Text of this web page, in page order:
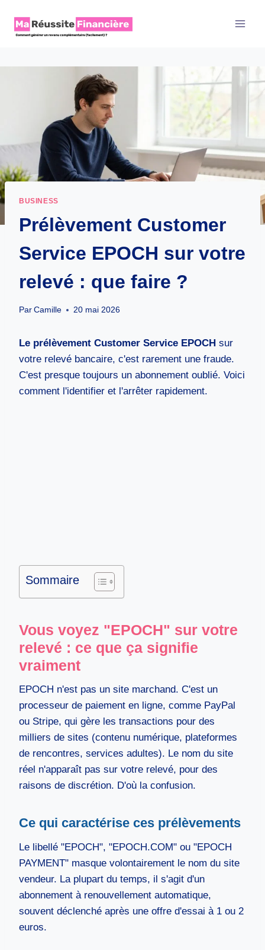
contenu
BUSINESS
Prélèvement Customer
Service EPOCH sur votre
relevé : que faire ?
Par Camille 20 mai 2026
Le prélèvement Customer Service EPOCH sur
votre relevé bancaire, c'est rarement une fraude.
C'est presque toujours un abonnement oublié. Voici
comment l'identifier et l'arrêter rapidement.
Sommaire
Vous voyez "EPOCH" sur votre
relevé : ce que ça signifie
vraiment
EPOCH n'est pas un site marchand. C'est un
processeur de paiement en ligne, comme PayPal
ou Stripe, qui gère les transactions pour des
milliers de sites (contenu numérique, plateformes
de rencontres, services adultes). Le nom du site
réel n'apparaît pas sur votre relevé, pour des
raisons de discrétion. D'où la confusion.
Ce qui caractérise ces prélèvements
Le libellé "EPOCH", "EPOCH.COM" ou "EPOCH
PAYMENT" masque volontairement le nom du site
vendeur. La plupart du temps, il s'agit d'un
abonnement à renouvellement automatique,
souvent déclenché après une offre d'essai à 1 ou 2
euros.